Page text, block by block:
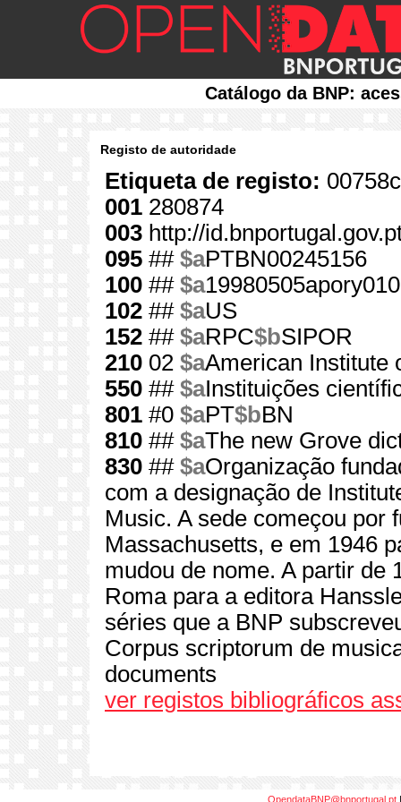
Catálogo da BNP:
Registo de autoridade
Etiqueta de registo:
001 280874
003 http://
095 ## $aPTBN00245156
100 ## $a
102 ## $aUS
152 ## $aRPC$bSIPOR
210 02 $aAmerican Institute
550 ## $aInstituições
801 #0 $aPT$bBN
810 ## $aThe new Grove
830 ## $aOrganização
com a designação de
Music. A sede começou por
Massachusetts, e em 1946
mudou de nome. A partir de
Roma para a editora
séries que a BNP
Corpus scriptorum de
documents
ver registos bibliográficos
OpendataBNP@bnportugal.pt